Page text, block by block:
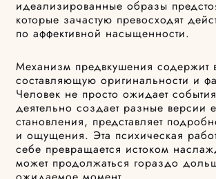
идеализированные образы
которые зачастую превосходят
по аффективной насыщенности.
Механизм предвкушения содержит
составляющую оригинальности и
Человек не просто ожидает
деятельно создает разные версии
становления, представляет
и ощущения. Эта психическая
себе превращается истоком
может продолжаться гораздо